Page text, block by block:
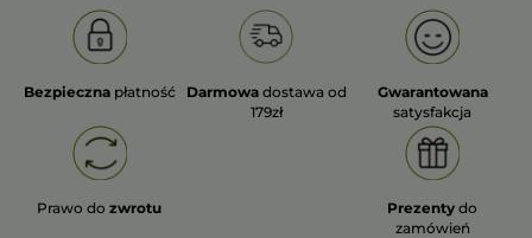
Bezpieczna płatność Darmowa dostawa od
179zł
Gwarantowana
satysfakcja
Prawo dozwrotu Prezenty do
zamówień